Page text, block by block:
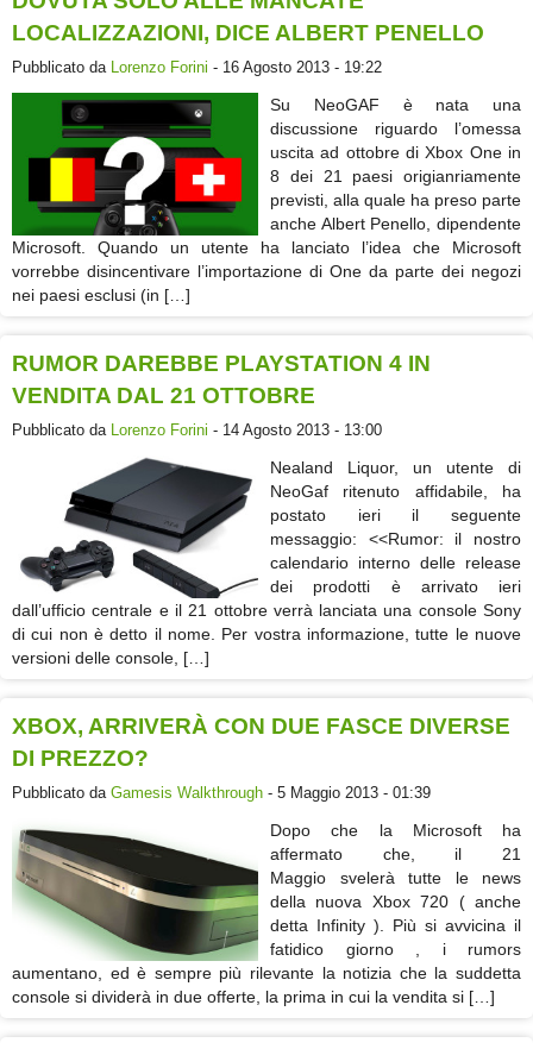
LOCALIZZAZIONI, DICE ALBERT PENELLO
Pubblicato da Lorenzo Forini - 16 Agosto 2013 - 19:22
Su NeoGAF è nata una
discussione riguardo l’omessa
uscita ad ottobre di Xbox One in
8 dei 21 paesi origianriamente
previsti, alla quale ha preso parte
anche Albert Penello, dipendente
Microsoft. Quando un utente ha lanciato l’idea che Microsoft
vorrebbe disincentivare l’importazione di One da parte dei negozi
nei paesi esclusi (in […]
RUMOR DAREBBE PLAYSTATION 4 IN
VENDITA DAL 21 OTTOBRE
Pubblicato da Lorenzo Forini - 14 Agosto 2013 - 13:00
Nealand Liquor, un utente di
NeoGaf ritenuto affidabile, ha
postato ieri il seguente
messaggio: <<Rumor: il nostro
calendario interno delle release
dei prodotti è arrivato ieri
dall’ufficio centrale e il 21 ottobre verrà lanciata una console Sony
di cui non è detto il nome. Per vostra informazione, tutte le nuove
versioni delle console, […]
XBOX, ARRIVERÀ CON DUE FASCE DIVERSE
DI PREZZO?
Pubblicato da Gamesis Walkthrough - 5 Maggio 2013 - 01:39
Dopo che la Microsoft ha
affermato che, il 21
Maggio svelerà tutte le news
della nuova Xbox 720 ( anche
detta Infinity ). Più si avvicina il
fatidico giorno , i rumors
aumentano, ed è sempre più rilevante la notizia che la suddetta
console si dividerà in due offerte, la prima in cui la vendita si […]